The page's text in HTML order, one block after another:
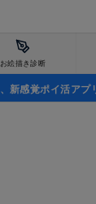
お絵描き診断
新感覚ポイ活アプ